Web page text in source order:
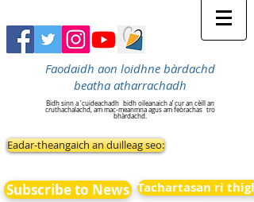
Faodaidh aon loidhne bàrdachd
beatha atharrachadh
Bidh sinn a 'cuideachadh bidh oileanaich a’ cur an cèill an
cruthachalachd, am mac-meanmna agus am feòrachas tro
bhàrdachd.
Eadar-theangaich an duilleag seo:
Subscribe to News Tachartasan ri